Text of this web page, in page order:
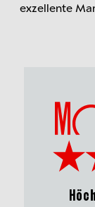
exzellente